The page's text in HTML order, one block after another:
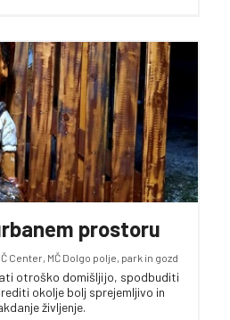
prostoru
Center, MČ Dolgo polje, park in gozd
otroško domišljijo, spodbuditi
okolje bolj sprejemljivo in
življenje.